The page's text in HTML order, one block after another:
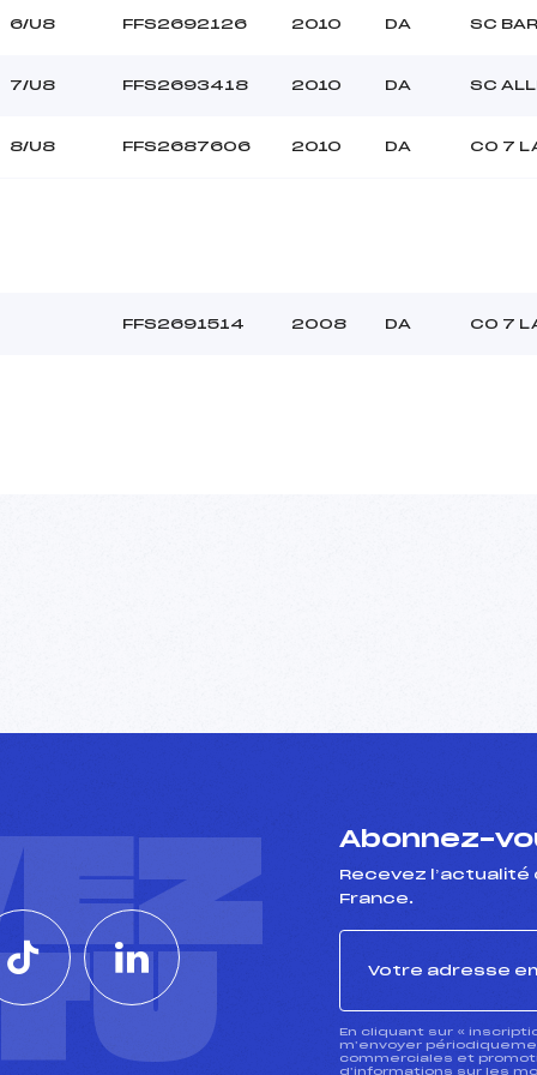
6/U8 FFS2692126 2010 DA SC
7/U8 FFS2693418 2010 DA SC
8/U8 FFS2687606 2010 DA CO 7
FFS2691514 2008 DA CO 7
Abonnez-
Recevez l’actualité
France.
En cliquant sur «
m’envoyer
commerciales et
d’informations sur les